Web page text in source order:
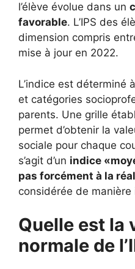
l’élève évolue dans un
favorable. L’IPS des
dimension compris
mise à jour en 2022.
L’indice est déterminé
et catégories
parents. Une grille
permet d’obtenir la
sociale pour chaque
s’agit d’un indice
pas forcément à la
considérée de manière
Quelle est la
normale de